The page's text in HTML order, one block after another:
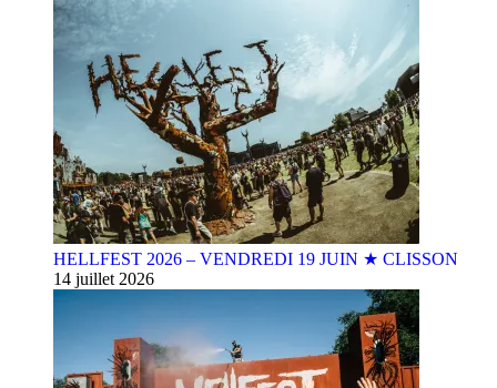
HELLFEST 2026 – VENDREDI 19 JUIN ★ CLISSON
14 juillet 2026